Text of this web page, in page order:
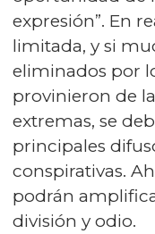
expresión”. En
limitada, y si
eliminados por
provinieron de
extremas, se
principales
conspirativas.
podrán
división y odio.